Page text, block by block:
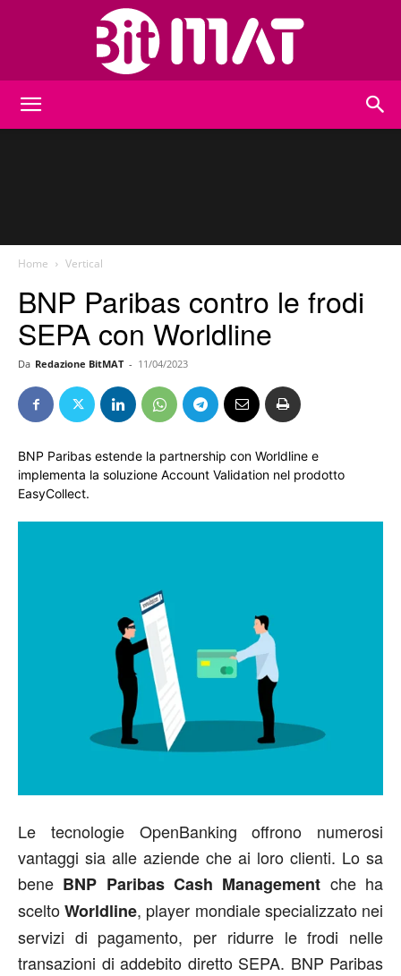
Home Vertical
BNP Paribas contro le frodi
SEPA con Worldline
Da Redazione BitMAT - 11/04/2023
BNP Paribas estende la partnership con Worldline e
implementa la soluzione Account Validation nel prodotto
EasyCollect.
Le tecnologie OpenBanking offrono numerosi
vantaggi sia alle aziende che ai loro clienti. Lo sa
bene BNP Paribas Cash Management che ha
sceltoWorldline, player mondiale specializzato nei
servizi di pagamento, per ridurre le frodi nelle
transazioni di addebito diretto SEPA. BNP Paribas